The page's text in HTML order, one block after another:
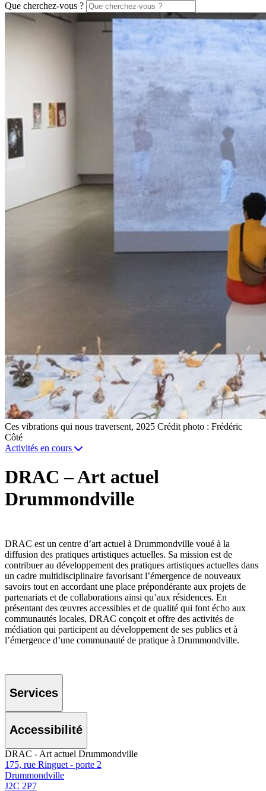
Que cherchez-vous ?
Ces vibrations qui nous traversent, 2025 Crédit photo : Frédéric
Côté
Activités en cours
DRAC – Art actuel
Drummondville
DRAC est un centre d’art actuel à Drummondville voué à la
diffusion des pratiques artistiques actuelles. Sa mission est de
contribuer au développement des pratiques artistiques actuelles dans
un cadre multidisciplinaire favorisant l’émergence de nouveaux
savoirs tout en accordant une place prépondérante aux projets de
partenariats et de collaborations ainsi qu’aux résidences. En
présentant des œuvres accessibles et de qualité qui font écho aux
communautés locales, DRAC conçoit et offre des activités de
médiation qui participent au développement de ses publics et à
l’émergence d’une communauté de pratique à Drummondville.
Services
Accessibilité
DRAC - Art actuel Drummondville
175, rue Ringuet - porte 2
Drummondville
J2C 2P7